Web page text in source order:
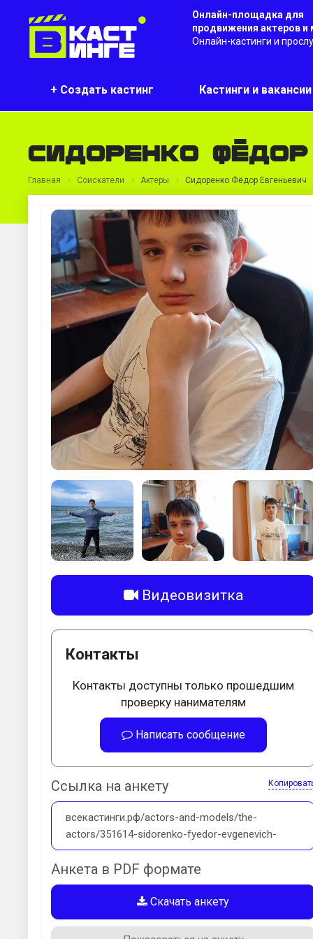
Онлайн-площадка для
продвижения актеров и
Онлайн-кастинги и
+ Создать кастинг Кастинги и вакансии
Сидоренко
Главная Соискатели Актеры Сидоренко Фёдор Евгеньевич
Видеовизитка
Контакты
Контакты доступны только прошедшим
проверку нанимателям
Написать сообщение
Ссылка на анкету
всекастинги.рф/actors-and-models/the-
actors/351614-sidorenko-fyedor-evgenevich-
Анкета в PDF формате
Скачать анкету